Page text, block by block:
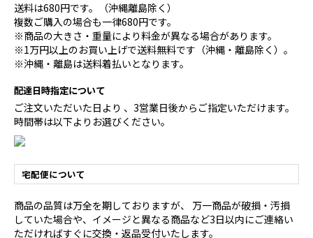
送料は680円です。（沖縄離島除く）
複数ご購入の場合も一律680円です。
※商品の大きさ・重量により料金が異なる場合があります。
※1万円以上のお買い上げで送料無料です（沖縄・離島除く）。
※沖縄・離島は送料着払いとなります。
配達日時指定について
ご注文いただいた日より 、3営業日後からご指定いただけます。
時間帯は以下よりお選びください。
宅配便について
商品の品質は万全を期しておりますが、 万一商品が破損・汚損
していた場合や、イメージと異なる商品など3日以内にご連絡い
ただければすぐに交換・返品受付いたします。